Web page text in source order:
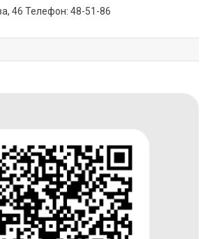
46 Телефон: 48-51-86